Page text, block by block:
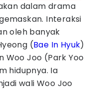
dalam drama
Interaksi
oleh banyak
(Bae In Hyuk)
Woo Joo (Park Yoo
hidupnya. Ia
wali Woo Joo